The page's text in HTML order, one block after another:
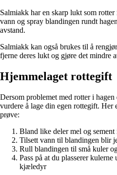
Salmiakk har en skarp lukt som
vann og spray blandingen rundt
avstand.
Salmiakk kan også brukes til å
fjerne deres lukt og gjøre det mindre
Hjemmelaget rottegift
Dersom problemet med rotter i
vurdere å lage din egen rottegift. Her
prøve:
Bland like deler mel og sement
Tilsett vann til blandingen blir
Rull blandingen til små kuler
Pass på at du plasserer
kjæledyr